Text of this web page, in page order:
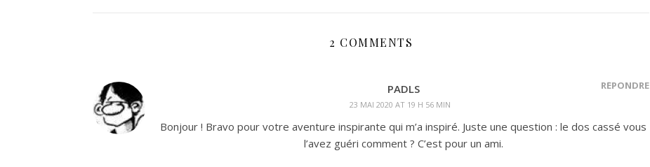
2 COMMENTS
PADLS
23 MAI 2020 AT 19 H 56 MIN
RÉPONDRE
Bonjour ! Bravo pour votre aventure inspirante qui m’a inspiré. Juste une question : le dos cassé vous
l’avez guéri comment ? C’est pour un ami.